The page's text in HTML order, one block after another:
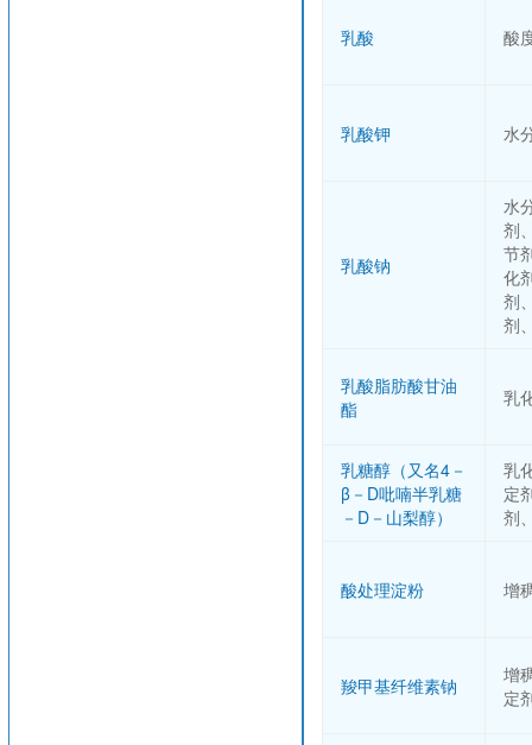
乳酸 酸
乳酸钾 水
乳酸钠
水
剂
节
化
剂
剂
乳酸脂肪酸甘油
酯
乳
乳糖醇（又名4－
β－D吡喃半乳糖
－D－山梨醇）
乳
定
剂
酸处理淀粉 增
羧甲基纤维素钠
增
定